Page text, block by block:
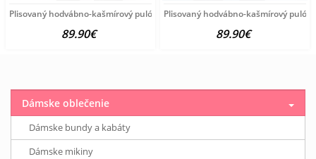
Plisovaný hodvábno-kašmírový pulóver vzhľadom Création
89.90€
Plisovaný hodvábno-kašmírový
89.90€
Dámske oblečenie
Dámske bundy a kabáty
Dámske mikiny